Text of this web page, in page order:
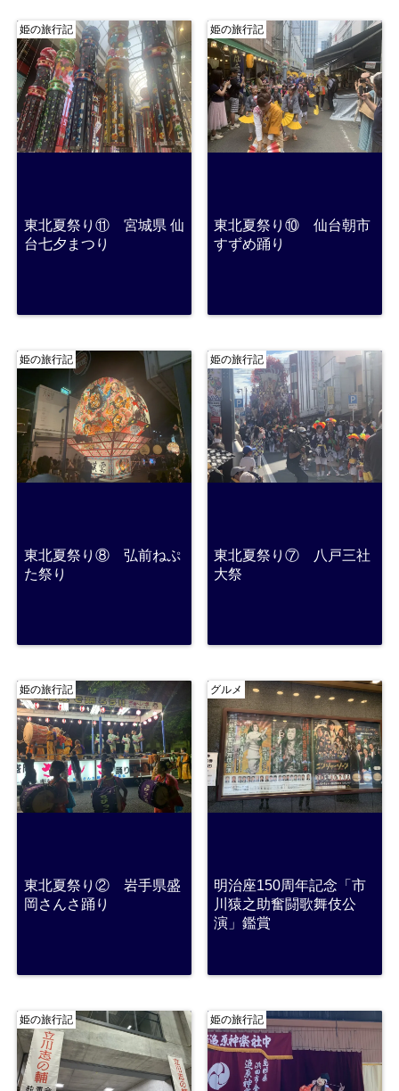
姫の旅行記
東北夏祭り⑪ 宮城県 仙
台七夕まつり
姫の旅行記
東北夏祭り⑩ 仙台朝市
すずめ踊り
姫の旅行記
東北夏祭り⑧ 弘前ねぷ
た祭り
姫の旅行記
東北夏祭り⑦ 八戸三社
大祭
姫の旅行記
東北夏祭り② 岩手県盛
岡さんさ踊り
グルメ
明治座150周年記念「市
川猿之助奮闘歌舞伎公
演」鑑賞
姫の旅行記 姫の旅行記